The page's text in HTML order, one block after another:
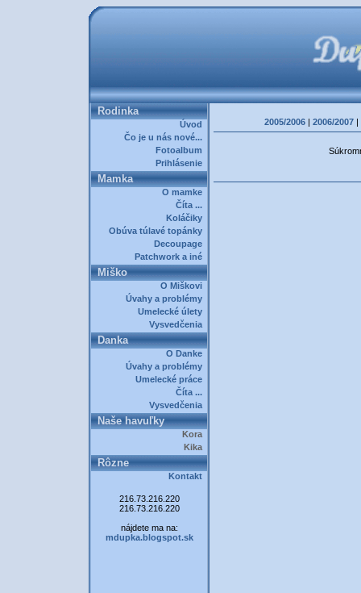
Rodinka
Úvod
Čo je u nás nové...
Fotoalbum
Prihlásenie
Mamka
O mamke
Číta ...
Koláčiky
Obúva túlavé topánky
Decoupage
Patchwork a iné
Miško
O Miškovi
Úvahy a problémy
Umelecké úlety
Vysvedčenia
Danka
O Danke
Úvahy a problémy
Umelecké práce
Číta ...
Vysvedčenia
Naše havuľky
Kora
Kika
Rôzne
Kontakt
216.73.216.220
216.73.216.220
nájdete ma na:
mdupka.blogspot.sk
2005/2006 | 2006/2007 |